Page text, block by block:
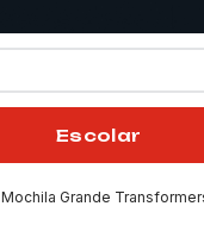
Escolar
Mochila Grande